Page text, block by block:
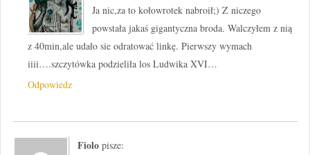
Ja nic,za to kołowrotek nabroił;) Z niczego
powstała jakaś gigantyczna broda. Walczyłem z nią
z 40min,ale udało sie odratować linkę. Pierwszy wymach
iiii….szczytówka podzieliła los Ludwika XVI…
Odpowiedz
Fiolo pisze: